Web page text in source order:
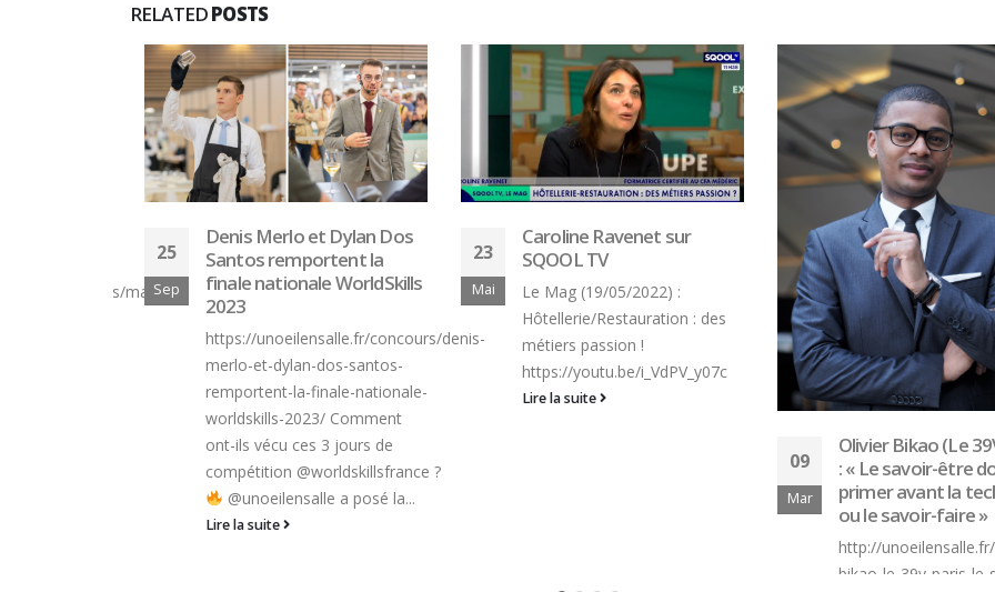
RELATEDPOSTS
concours/maf-
25
Sep
Denis Merlo et Dylan Dos
Santos remportent la
finale nationale WorldSkills
2023
https://unoeilensalle.fr/concours/denis-
merlo-et-dylan-dos-santos-
remportent-la-finale-nationale-
worldskills-2023/ Comment
ont-ils vécu ces 3 jours de
compétition @worldskillsfrance ?
@unoeilensalle a posé la...
Lire la suite
23
Mai
Caroline Ravenet sur
SQOOL TV
Le Mag (19/05/2022) :
Hôtellerie/Restauration : des
métiers passion !
https://youtu.be/i_VdPV_y07c
Lire la suite
09
Mar
Olivier Bikao (Le
: « Le savoir-être doit
primer avant la
ou le savoir-faire »
http://unoeilensalle.fr/
bikao-le-39v-paris-le-